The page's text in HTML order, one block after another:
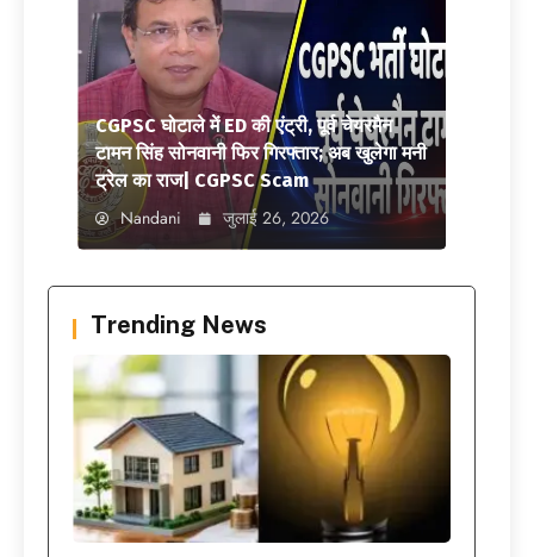
CGPSC घोटाले में ED की एंट्री, पूर्व चेयरमैन
टामन सिंह सोनवानी फिर गिरफ्तार; अब खुलेगा मनी
ट्रेल का राज| CGPSC Scam
Nandani जुलाई 26, 2026
Trending News